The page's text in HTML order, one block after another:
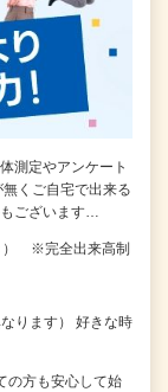
測定やアンケート
くご自宅で出来る
ございます…
） ※完全出来高制
ります） 好きな時
方も安心して始